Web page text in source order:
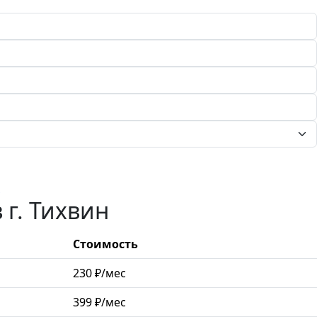
Тихвин
Стоимость
230 ₽/мес
399 ₽/мес